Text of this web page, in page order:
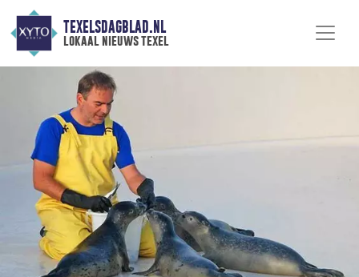
TEXELSDAGBLAD.NL
lokaal nieuws texel